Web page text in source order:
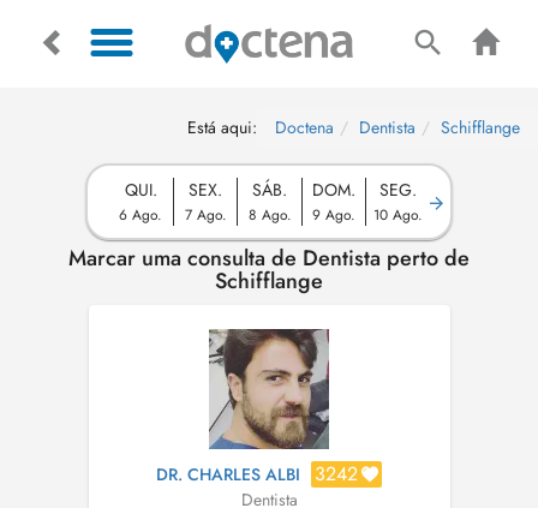
Está aqui: Doctena Dentista Schifflange
QUI.
6 Ago.
SEX.
7 Ago.
SÁB.
8 Ago.
DOM.
9 Ago.
SEG.
10 Ago.
Marcar uma consulta de Dentista perto de
Schifflange
DR. CHARLES ALBI 3242
Dentista